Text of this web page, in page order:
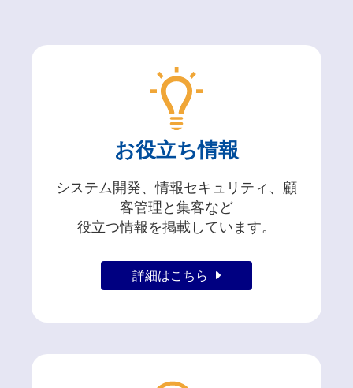
お役立ち情報
システム開発、情報セキュリティ、顧
客管理と集客など
役立つ情報を掲載しています。
詳細はこちら